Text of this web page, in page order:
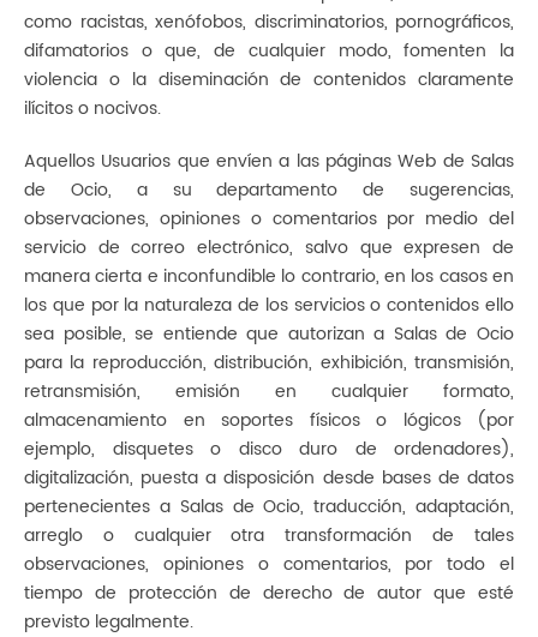
como racistas, xenófobos, discriminatorios, pornográficos,
difamatorios o que, de cualquier modo, fomenten la
violencia o la diseminación de contenidos claramente
ilícitos o nocivos.
Aquellos Usuarios que envíen a las páginas Web de Salas
de Ocio, a su departamento de sugerencias,
observaciones, opiniones o comentarios por medio del
servicio de correo electrónico, salvo que expresen de
manera cierta e inconfundible lo contrario, en los casos en
los que por la naturaleza de los servicios o contenidos ello
sea posible, se entiende que autorizan a Salas de Ocio
para la reproducción, distribución, exhibición, transmisión,
retransmisión, emisión en cualquier formato,
almacenamiento en soportes físicos o lógicos (por
ejemplo, disquetes o disco duro de ordenadores),
digitalización, puesta a disposición desde bases de datos
pertenecientes a Salas de Ocio, traducción, adaptación,
arreglo o cualquier otra transformación de tales
observaciones, opiniones o comentarios, por todo el
tiempo de protección de derecho de autor que esté
previsto legalmente.